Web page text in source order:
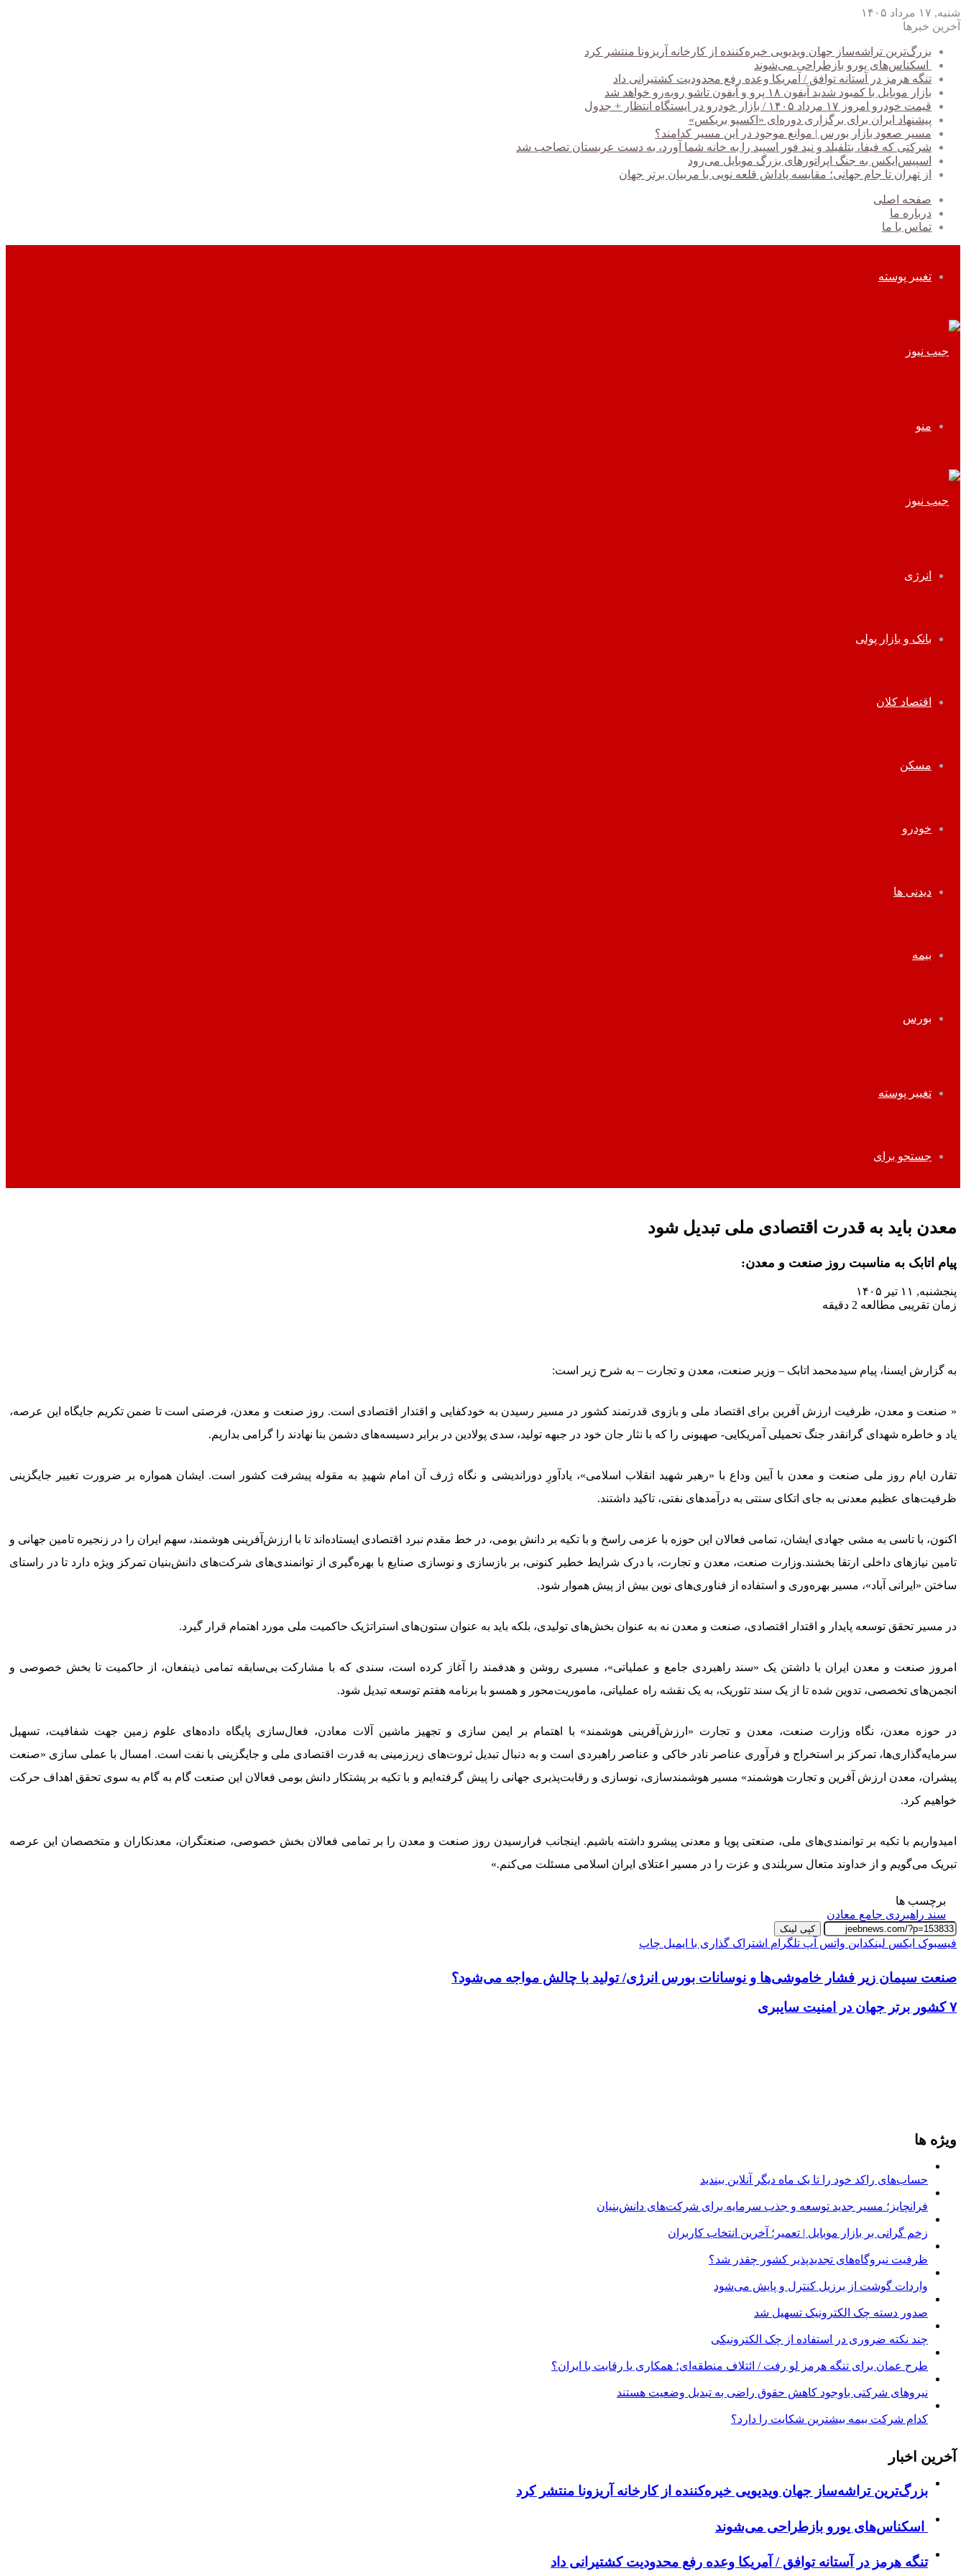
شنبه, ۱۷ مرداد ۱۴۰۵
آخرین خبرها
بزرگ‌ترین تراشه‌ساز جهان ویدیویی خیره‌کننده از کارخانه آریزونا منتشر کرد
اسکناس‌های یورو بازطراحی می‌شوند
تنگه هرمز در آستانه توافق / آمریکا وعده رفع محدودیت کشتیرانی داد
بازار موبایل با کمبود شدید آیفون ۱۸ پرو و آیفون تاشو روبه‌رو خواهد شد
قیمت خودرو امروز ۱۷ مرداد ۱۴۰۵ / بازار خودرو در ایستگاه انتظار + جدول
پیشنهاد ایران برای برگزاری دوره‌ای «اکسپو بریکس»
مسیر صعود بازار بورس | موانع موجود در این مسیر کدامند؟
شرکتی که فیفا، بتلفیلد و نید فور اسپید را به خانه شما آورد، به دست عربستان تصاحب شد
اسپیس‌ایکس به جنگ اپراتورهای بزرگ موبایل می‌رود
از تهران تا جام جهانی؛ مقایسه پاداش قلعه نویی با مربیان برتر جهان
صفحه اصلی
درباره ما
تماس با ما
تغییر پوسته
منو
انرژی
بانک و بازار پولی
اقتصاد کلان
مسکن
خودرو
دیدنی ها
بیمه
بورس
تغییر پوسته
جستجو برای
معدن باید به قدرت اقتصادی ملی تبدیل شود
پیام اتابک به مناسبت روز صنعت و معدن:
پنجشنبه, ۱۱ تیر ۱۴۰۵
زمان تقریبی مطالعه 2 دقیقه
به گزارش ایسنا، پیام سیدمحمد اتابک – وزیر صنعت، معدن و تجارت – به شرح زیر است:
« صنعت و معدن، ظرفیت ارزش آفرین برای اقتصاد ملی و بازوی قدرتمند کشور در مسیر رسیدن به خودکفایی و اقتدار اقتصادی است. روز صنعت و معدن، فرصتی است تا ضمن تکریم جایگاه این عرصه،
یاد و خاطره شهدای گرانقدر جنگ تحمیلی آمریکایی- صهیونی را که با نثار جان خود در جبهه تولید، سدی پولادین در برابر دسیسه‌های دشمن بنا نهادند را گرامی بداریم.
تقارن ایام روز ملی صنعت و معدن با آیین وداع با «رهبر شهید انقلاب اسلامی»، یادآورِ دوراندیشی و نگاه ژرف آن امام شهیدِ به مقوله پیشرفت کشور است. ایشان همواره بر ضرورت تغییر جایگزینی
ظرفیت‌های عظیم معدنی به جای اتکای سنتی به درآمدهای نفتی، تاکید داشتند.
اکنون، با تاسی به مشی جهادی ایشان، تمامی فعالان این حوزه با عزمی راسخ و با تکیه بر دانش بومی، در خط مقدم نبرد اقتصادی ایستاده‌اند تا با ارزش‌آفرینی هوشمند، سهم ایران را در زنجیره تامین جهانی و
تامین نیازهای داخلی ارتقا بخشند.وزارت صنعت، معدن و تجارت، با درک شرایط خطیر کنونی، بر بازسازی و نوسازی صنایع با بهره‌گیری از توانمندی‌های شرکت‌های دانش‌بنیان تمرکز ویژه دارد تا در راستای
ساختن «ایرانی آباد»، مسیر بهره‌وری و استفاده از فناوری‌های نوین بیش از پیش هموار شود.
در مسیر تحقق توسعه پایدار و اقتدار اقتصادی، صنعت و معدن نه به عنوان بخش‌های تولیدی، بلکه باید به عنوان ستون‌های استراتژیک حاکمیت ملی مورد اهتمام قرار گیرد.
امروز صنعت و معدن ایران با داشتن یک «سند راهبردی جامع و عملیاتی»، مسیری روشن و هدفمند را آغاز کرده است، سندی که با مشارکت بی‌سابقه تمامی ذینفعان، از حاکمیت تا بخش خصوصی و
انجمن‌های تخصصی، تدوین شده تا از یک سند تئوریک، به یک نقشه راه عملیاتی، ماموریت‌محور و همسو با برنامه هفتم توسعه تبدیل شود.
در حوزه معدن، نگاه وزارت صنعت، معدن و تجارت «ارزش‌آفرینی هوشمند» با اهتمام بر ایمن سازی و تجهیز ماشین آلات معادن، فعال‌سازی پایگاه داده‌های علوم زمین جهت شفافیت، تسهیل
سرمایه‌گذاری‌ها، تمرکز بر استخراج و فرآوری عناصر نادر خاکی و عناصر راهبردی است و به دنبال تبدیل ثروت‌های زیرزمینی به قدرت اقتصادی ملی و جایگزینی با نفت است. امسال با عملی سازی «صنعت
پیشران، معدن ارزش آفرین و تجارت هوشمند» مسیر هوشمندسازی، نوسازی و رقابت‌پذیری جهانی را پیش گرفته‌ایم و با تکیه بر پشتکار دانش بومی فعالان این صنعت گام به گام به سوی تحقق اهداف حرکت
خواهیم کرد.
امیدواریم با تکیه بر توانمندی‌های ملی، صنعتی پویا و معدنی پیشرو داشته باشیم. اینجانب فرارسیدن روز صنعت و معدن را بر تمامی فعالان بخش خصوصی، صنعتگران، معدنکاران و متخصصان این عرصه
تبریک می‌گویم و از خداوند متعال سربلندی و عزت را در مسیر اعتلای ایران اسلامی مسئلت ‌می‌کنم.»
برچسب ها
سند راهبردی جامع معادن
کپی لینک
فیسبوک ایکس لینکداین واتس آپ تلگرام اشتراک گذاری با ایمیل چاپ
صنعت سیمان زیر فشار خاموشی‌ها و نوسانات بورس انرژی/ تولید با چالش مواجه می‌شود؟
۷ کشور برتر جهان در امنیت سایبری
ویژه ها
حساب‌های راکد خود را تا یک ماه دیگر آنلاین ببندید
فرانچایز؛ مسیر جدید توسعه و جذب سرمایه برای شرکت‌های دانش‌بنیان
زخم گرانی بر بازار موبایل | تعمیر؛ آخرین انتخاب کاربران
ظرفیت نیروگاه‌های تجدیدپذیر کشور چقدر شد؟
واردات گوشت از برزیل کنترل و پایش می‌شود
صدور دسته چک الکترونیک تسهیل شد
چند نکته ضروری در استفاده از چک الکترونیکی
طرح عمان برای تنگه هرمز لو رفت / ائتلاف منطقه‌ای؛ همکاری یا رقابت با ایران؟
نیروهای شرکتی باوجود کاهش حقوق راضی به تبدیل وضعیت هستند
کدام شرکت بیمه بیشترین شکایت را دارد؟
آخرین اخبار
بزرگ‌ترین تراشه‌ساز جهان ویدیویی خیره‌کننده از کارخانه آریزونا منتشر کرد
اسکناس‌های یورو بازطراحی می‌شوند
تنگه هرمز در آستانه توافق / آمریکا وعده رفع محدودیت کشتیرانی داد